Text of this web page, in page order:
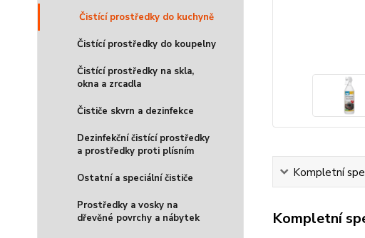
Čistící prostředky do kuchyně
Čistící prostředky do koupelny
Čistící prostředky na skla,
okna a zrcadla
Čističe skvrn a dezinfekce
Dezinfekční čistící prostředky
a prostředky proti plísním
Ostatní a speciální čističe
Prostředky a vosky na
dřevěné povrchy a nábytek
Kompletní
Kompletní